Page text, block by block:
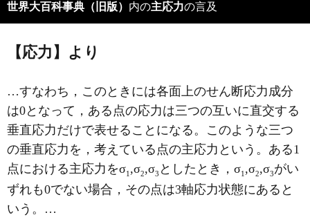
世界大百科事典（旧版） 内の主応力の言及
【応力】より
…すなわち，このときには各面上のせん断応力成分
は0となって，ある点の応力は三つの互いに直交する
垂直応力だけで表せることになる。このような三つ
の垂直応力を，考えている点の主応力という。ある1
点における主応力をσ1 ,σ2,σ3 としたとき，σ1 ,σ2,σ3がい
ずれも0でない場合，その点は3軸応力状態にあると
いう。…